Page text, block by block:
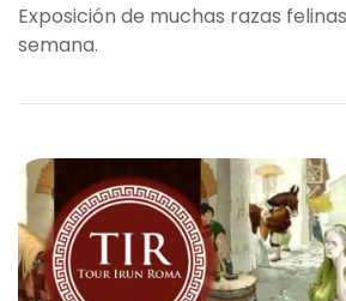
Exposición de muchas razas
semana.